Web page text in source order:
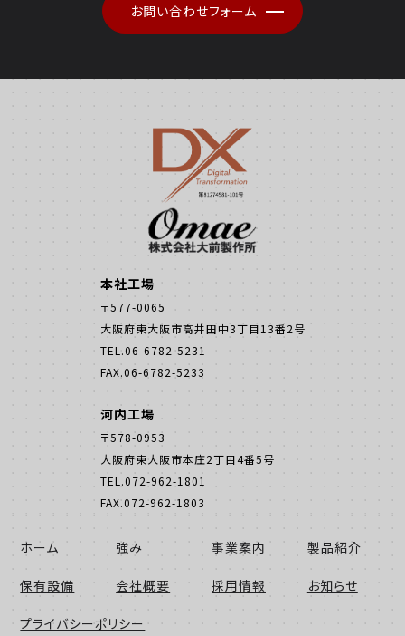
お問い合わせフォーム
本社工場
〒577-0065
大阪府東大阪市高井田中3丁目13番2号
TEL.06-6782-5231
FAX.06-6782-5233
河内工場
〒578-0953
大阪府東大阪市本庄2丁目4番5号
TEL.072-962-1801
FAX.072-962-1803
ホーム 強み 事業案内 製品紹介
保有設備 会社概要 採用情報 お知らせ
プライバシーポリシー